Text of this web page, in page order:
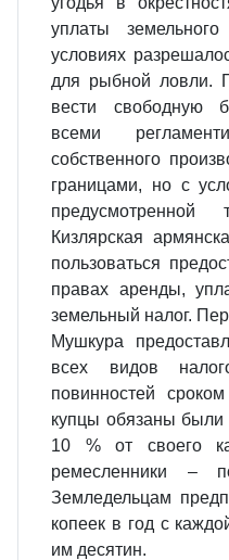
уплаты
условиях
для рыбной ловли.
вести свободную
всеми
собственного
границами, но с
предусмотренной
Кизлярская
пользоваться
правах аренды,
земельный налог.
Мушкура
всех видов
повинностей
купцы обязаны были
10 % от своего
ремесленники –
Земледельцам
копеек в год с
им десятин.